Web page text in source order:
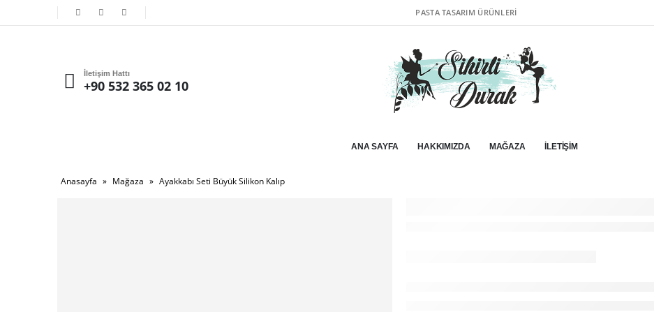
PASTA TASARIM ÜRÜNLERI
İletişim Hattı
+90 532 365 02 10
ANA SAYFA HAKKIMIZDA MAĞAZA İLETIŞIM
Anasayfa » Mağaza » Ayakkabı Seti Büyük Silikon Kalıp